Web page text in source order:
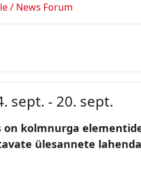
/ News Forum
sept. - 20. sept.
on kolmnurga
ülesannete